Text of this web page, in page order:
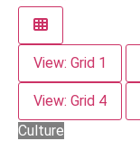
View: Grid 1
View: Grid 4
Culture